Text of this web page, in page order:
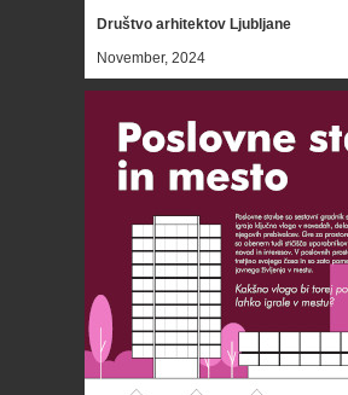
Društvo arhitektov Ljubljane
November, 2024